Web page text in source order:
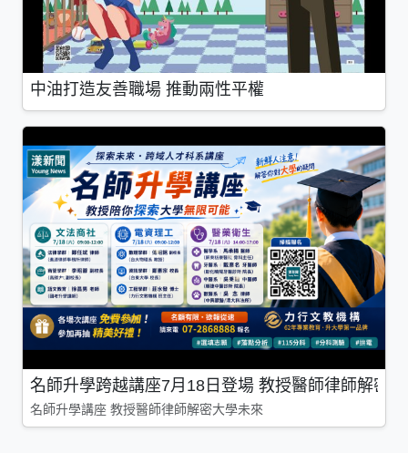
中油打造友善職場 推動兩性平權
名師升學跨越講座7月18日登場 教授醫師律師解密
名師升學講座 教授醫師律師解密大學未來